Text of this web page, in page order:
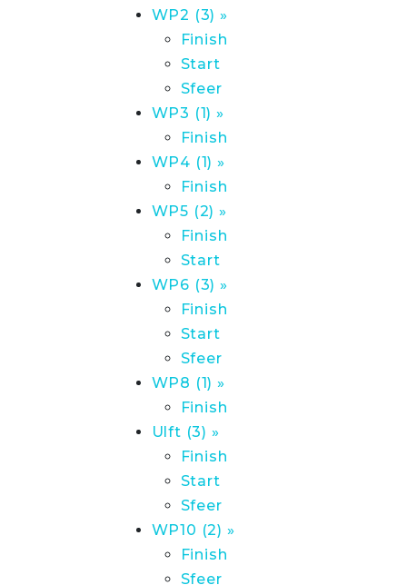
WP2 (3) »
Finish
Start
Sfeer
WP3 (1) »
Finish
WP4 (1) »
Finish
WP5 (2) »
Finish
Start
WP6 (3) »
Finish
Start
Sfeer
WP8 (1) »
Finish
Ulft (3) »
Finish
Start
Sfeer
WP10 (2) »
Finish
Sfeer